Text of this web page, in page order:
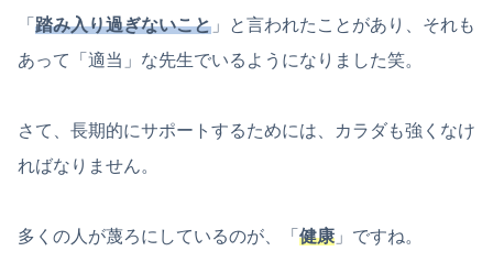
「 踏み入り過ぎないこと 」と言われたことがあり、それも
あって「適当」な先生でいるようになりました笑。
さて、長期的にサポートするためには、カラダも強くなけ
ればなりません。
多くの人が蔑ろにしているのが、「 健康 」ですね。